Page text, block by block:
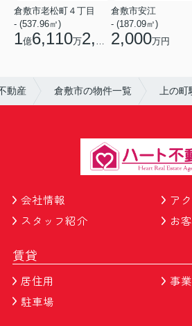
倉敷市老松町４丁目
- (537.96㎡)
1億6,110万2,700 円
倉敷市安江
- (187.09㎡)
2,000万円
動産 倉敷市の物件一覧 上の町
会社情報
ア
スタッフ紹介
お
賃貸
居住用
事
駐車場